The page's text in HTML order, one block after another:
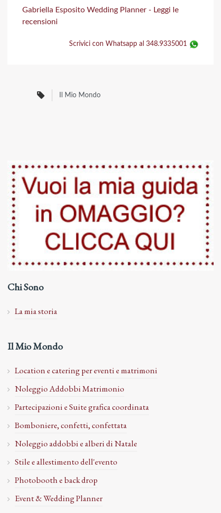
Gabriella Esposito Wedding Planner - Leggi le
recensioni
Scrivici con Whatsapp al 348.9335001
Il Mio Mondo
Chi Sono
La mia storia
Il Mio Mondo
Location e catering per eventi e matrimoni
Noleggio Addobbi Matrimonio
Partecipazioni e Suite grafica coordinata
Bomboniere, confetti, confettata
Noleggio addobbi e alberi di Natale
Stile e allestimento dell'evento
Photobooth e back drop
Event & Wedding Planner